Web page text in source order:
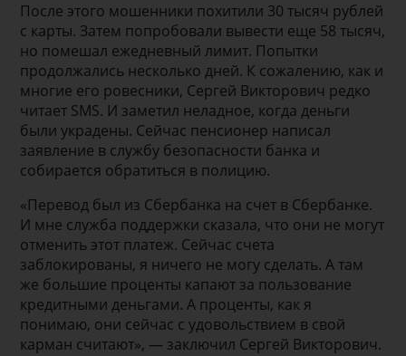
После этого мошенники похитили 30 тысяч рублей
с карты. Затем попробовали вывести еще 58 тысяч,
но помешал ежедневный лимит. Попытки
продолжались несколько дней. К сожалению, как и
многие его ровесники, Сергей Викторович редко
читает SMS. И заметил неладное, когда деньги
были украдены. Сейчас пенсионер написал
заявление в службу безопасности банка и
собирается обратиться в полицию.
«Перевод был из Сбербанка на счет в Сбербанке.
И мне служба поддержки сказала, что они не могут
отменить этот платеж. Сейчас счета
заблокированы, я ничего не могу сделать. А там
же большие проценты капают за пользование
кредитными деньгами. А проценты, как я
понимаю, они сейчас с удовольствием в свой
карман считают», — заключил Сергей Викторович.